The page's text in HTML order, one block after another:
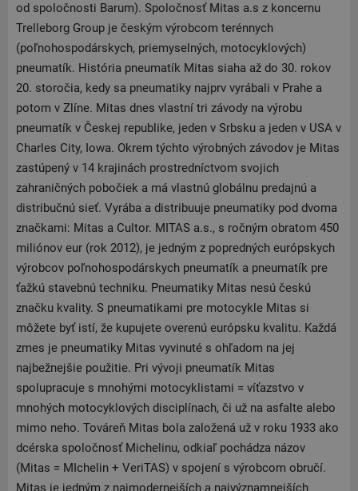
od spoločnosti Barum). Spoločnosť Mitas a.s z koncernu
Trelleborg Group je českým výrobcom terénnych
(poľnohospodárskych, priemyselných, motocyklových)
pneumatík. História pneumatík Mitas siaha až do 30. rokov
20. storočia, kedy sa pneumatiky najprv vyrábali v Prahe a
potom v Zlíne. Mitas dnes vlastní tri závody na výrobu
pneumatík v Českej republike, jeden v Srbsku a jeden v USA v
Charles City, Iowa. Okrem týchto výrobných závodov je Mitas
zastúpený v 14 krajinách prostredníctvom svojich
zahraničných pobočiek a má vlastnú globálnu predajnú a
distribučnú sieť. Vyrába a distribuuje pneumatiky pod dvoma
značkami: Mitas a Cultor. MITAS a.s., s ročným obratom 450
miliónov eur (rok 2012), je jedným z popredných európskych
výrobcov poľnohospodárskych pneumatík a pneumatík pre
ťažkú stavebnú techniku. Pneumatiky Mitas nesú českú
značku kvality. S pneumatikami pre motocykle Mitas si
môžete byť istí, že kupujete overenú európsku kvalitu. Každá
zmes je pneumatiky Mitas vyvinuté s ohľadom na jej
najbežnejšie použitie. Pri vývoji pneumatík Mitas
spolupracuje s mnohými motocyklistami = víťazstvo v
mnohých motocyklových disciplínach, či už na asfalte alebo
mimo neho. Továreň Mitas bola založená už v roku 1933 ako
dcérska spoločnosť Michelinu, odkiaľ pochádza názov
(Mitas = MIchelin + VeriTAS) v spojení s výrobcom obručí.
Mitas je jedným z najmodernejších a najvýznamnejších